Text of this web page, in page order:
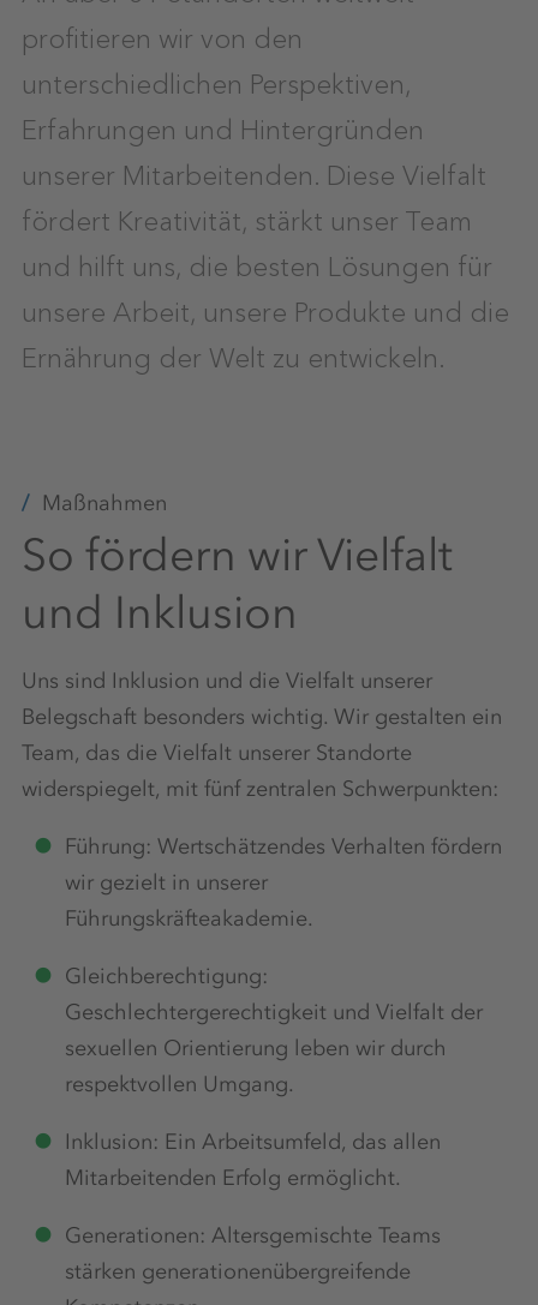
profitieren wir von den
unterschiedlichen Perspektiven,
Erfahrungen und Hintergründen
unserer Mitarbeitenden. Diese Vielfalt
fördert Kreativität, stärkt unser Team
und hilft uns, die besten Lösungen für
unsere Arbeit, unsere Produkte und die
Ernährung der Welt zu entwickeln.
Maßnahmen
So fördern wir Vielfalt
und Inklusion
Uns sind Inklusion und die Vielfalt unserer
Belegschaft besonders wichtig. Wir gestalten ein
Team, das die Vielfalt unserer Standorte
widerspiegelt, mit fünf zentralen Schwerpunkten:
Führung: Wertschätzendes Verhalten fördern
wir gezielt in unserer
Führungskräfteakademie.
Gleichberechtigung:
Geschlechtergerechtigkeit und Vielfalt der
sexuellen Orientierung leben wir durch
respektvollen Umgang.
Inklusion: Ein Arbeitsumfeld, das allen
Mitarbeitenden Erfolg ermöglicht.
Generationen: Altersgemischte Teams
stärken generationenübergreifende